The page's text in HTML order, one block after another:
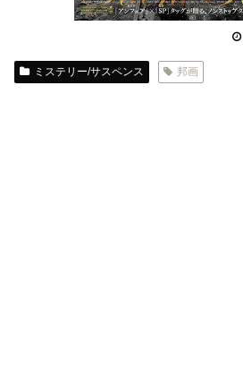
ミステリー/サスペンス 邦画